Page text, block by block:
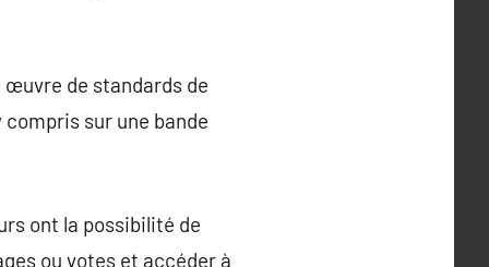
œuvre de standards de
sur une bande
ont la possibilité de
ou votes et accéder à